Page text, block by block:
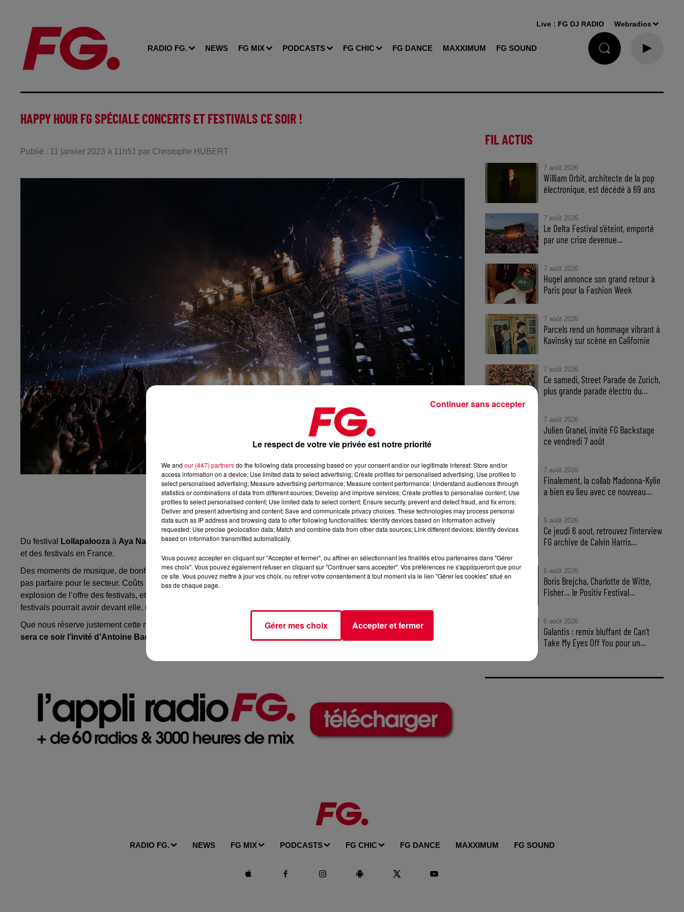
RADIO FG. NEWS FG MIX PODCASTS FG CHIC FG DANCE MAXXIMUM FG SOUND
Live : FG DJ RADIO Webradios
HAPPY HOUR FG SPÉCIALE CONCERTS ET FESTIVALS CE SOIR !
Publié : 11 janvier 2023 à 11h51 par Christophe HUBERT
Image d'illustration
Crédit :@pexels-/wendy-wei
Du festival Lollapalooza à Aya Nakamura, deThe Blazeau festivalMarsatac
et des festivals en France.
Des moments de musique, de bonheur partagé et une musique live, parfois en danger. Car oui, la reprise post covid n’est
pas parfaire pour le secteur. Coûts de conception en forte hausse, pénurie de mains d’œuvre, un public plus volage, une
explosion de l’offre des festivals, et des Jeux Olympiques qui compliquent l’année 2024, la scène des concerts et des
festivals pourrait avoir devant elle, une année 2023 pleine de défis et de complexité.
Que nous réserve justement cette nouvelle année ? Eh bien pour le savoir, Angelo Gopee, DG de Live Nation France
sera ce soir l’invité d’Antoine Baduel !
FIL ACTUS
7 août 2026
William Orbit, architecte de la pop
électronique, est décédé à 69 ans
7 août 2026
Le Delta Festival s'éteint, emporté
par une crise devenue...
7 août 2026
Hugel annonce son grand retour à
Paris pour la Fashion Week
7 août 2026
Parcels rend un hommage vibrant à
Kavinsky sur scène en Californie
7 août 2026
Ce samedi, Street Parade de Zurich,
plus grande parade électro du...
7 août 2026
Julien Granel, invité FG Backstage
ce vendredi 7 août
7 août 2026
Finalement, la collab Madonna-Kylie
a bien eu lieu avec ce nouveau...
6 août 2026
Ce jeudi 6 aout, retrouvez l'interview
FG archive de Calvin Harris...
6 août 2026
Boris Brejcha, Charlotte de Witte,
Fisher… le Positiv Festival...
6 août 2026
Galantis : remix bluffant de Can’t
Take My Eyes Off You pour un...
RADIO FG. NEWS FG MIX PODCASTS FG CHIC FG DANCE MAXXIMUM FG SOUND
Le respect de votre vie privée est notre priorité
We and our (447) partnersdo the following data processing based on your consent and/or our legitimate interest: Store and/or
access information on a device; Use limited data to select advertising; Create profiles for personalised advertising; Use profiles to
select personalised advertising; Measure advertising performance; Measure content performance; Understand audiences through
statistics or combinations of data from different sources; Develop and improve services; Create profiles to personalise content; Use
profiles to select personalised content; Use limited data to select content; Ensure security, prevent and detect fraud, and fix errors;
Deliver and present advertising and content; Save and communicate privacy choices. These technologies may process personal
data such as IP address and browsing data to offer following functionalities: Identify devices based on information actively
requested; Use precise geolocation data; Match and combine data from other data sources; Link different devices; Identify devices
based on information transmitted automatically.
Vous pouvez accepter en cliquant sur "Accepter et fermer", ou affiner en sélectionnant les finalités et/ou partenaires dans "Gérer
mes choix". Vous pouvez également refuser en cliquant sur "Continuer sans accepter". Vos préférences ne s'appliqueront que pour
ce site. Vous pouvez mettre à jour vos choix, ou retirer votre consentement à tout moment via le lien "Gérer les cookies" situé en
bas de chaque page.
Gérer mes choix Accepter et fermer
Continuer sans accepter